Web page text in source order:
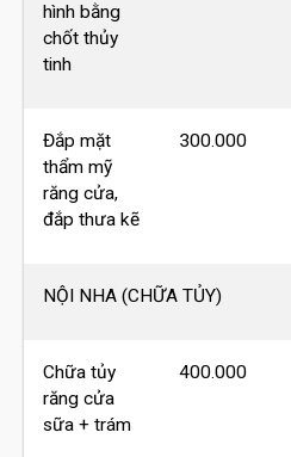
hình bằng
chốt thủy
tinh
Đắp mặt
thẩm mỹ
răng cửa,
đắp thưa kẽ
300.000
NỘI NHA (CHỮA TỦY)
Chữa tủy
răng cửa
sữa + trám
400.000